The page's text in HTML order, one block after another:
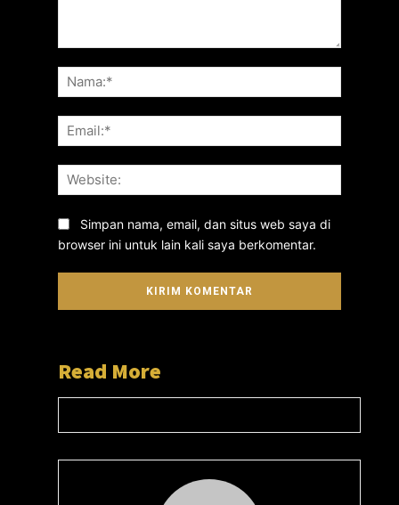
Simpan nama, email, dan situs web saya di
browser ini untuk lain kali saya berkomentar.
Read More